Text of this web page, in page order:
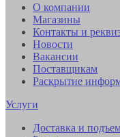
О компании
Магазины
Контакты и
Новости
Вакансии
Поставщикам
Раскрытие
Услуги
Доставка и